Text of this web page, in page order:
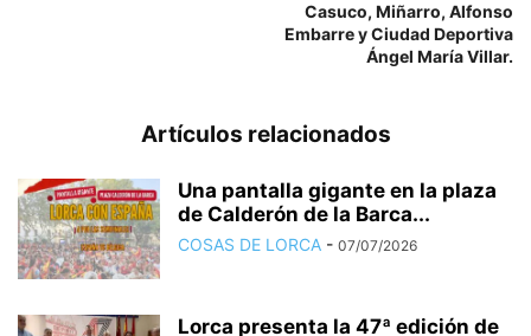
Casuco, Miñarro, Alfonso
Embarre y Ciudad Deportiva
Ángel María Villar.
Artículos relacionados
Una pantalla gigante en la plaza
de Calderón de la Barca...
COSAS DE LORCA - 07/07/2026
Lorca presenta la 47ª edición de